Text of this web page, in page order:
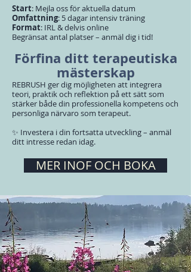
Start: Mejla oss för aktuella datum
Omfattning: 5 dagar intensiv träning
Format: IRL & delvis online
Begränsat antal platser – anmäl dig i tid!
Förfina ditt terapeutiska
mästerskap
REBRUSH ger dig möjligheten att integrera
teori, praktik och reflektion på ett sätt som
stärker både din professionella kompetens och
personliga närvaro som terapeut.
✨ Investera i din fortsatta utveckling – anmäl
ditt intresse redan idag.
MER INOF OCH BOKA